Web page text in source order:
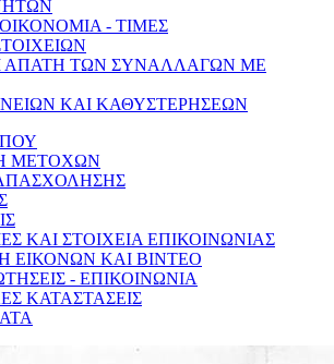
- ΤΙΜΕΣ
ΑΠΑΤΗ ΤΩΝ ΣΥΝΑΛΛΑΓΩΝ ΜΕ
ΚΑΙ ΚΑΘΥΣΤΕΡΗΣΕΩΝ
ΜΕΤΟΧΩΝ
ΚΑΙ ΣΤΟΙΧΕΙΑ ΕΠΙΚΟΙΝΩΝΙΑΣ
ΕΙΚΟΝΩΝ ΚΑΙ ΒΙΝΤΕΟ
- ΕΠΙΚΟΙΝΩΝΙΑ
ΚΑΤΑΣΤΑΣΕΙΣ